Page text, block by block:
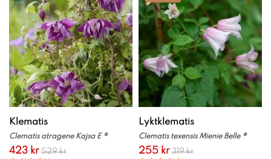
Klematis
Clematis atragene Kajsa E ®
423 kr 529 kr
Lyktklematis
Clematis texensis Mienie Belle ®
255 kr 319 kr